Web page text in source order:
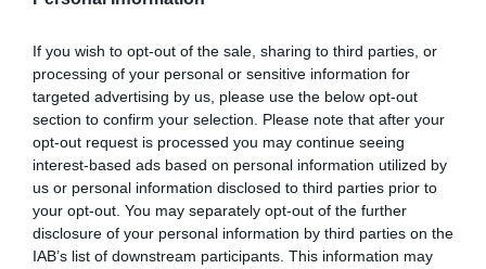
If you wish to opt-out of the sale, sharing to third parties, or
processing of your personal or sensitive information for
targeted advertising by us, please use the below opt-out
section to confirm your selection. Please note that after your
opt-out request is processed you may continue seeing
interest-based ads based on personal information utilized by
us or personal information disclosed to third parties prior to
your opt-out. You may separately opt-out of the further
disclosure of your personal information by third parties on the
IAB’s list of downstream participants. This information may
Enormes minucias
por Eulogio López